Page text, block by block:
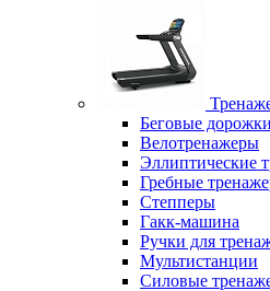
Беговые дорожки
Велотренажеры
Эллиптические
Гребные
Степперы
Гакк-машина
Ручки для
Мультистанции
Силовые